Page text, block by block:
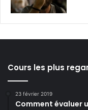
Cours les plus
23 février 2019
Comment évaluer